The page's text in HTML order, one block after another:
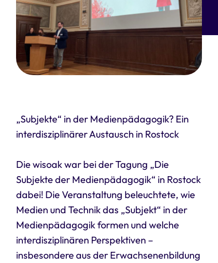
„Subjekte“ in der Medienpädagogik? Ein
interdisziplinärer Austausch in Rostock
Die wisoak war bei der Tagung „Die
Subjekte der Medienpädagogik“ in Rostock
dabei! Die Veranstaltung beleuchtete, wie
Medien und Technik das „Subjekt“ in der
Medienpädagogik formen und welche
interdisziplinären Perspektiven –
insbesondere aus der Erwachsenenbildung